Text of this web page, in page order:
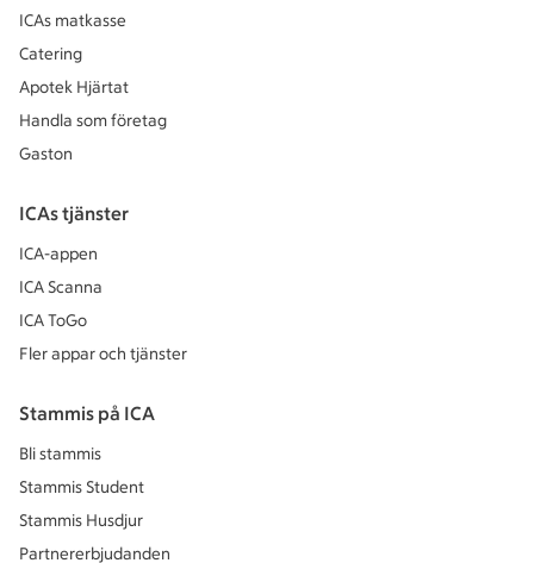
ICAs matkasse
Catering
Apotek Hjärtat
Handla som företag
Gaston
ICAs tjänster
ICA-appen
ICA Scanna
ICA ToGo
Fler appar och tjänster
Stammis på ICA
Bli stammis
Stammis Student
Stammis Husdjur
Partnererbjudanden